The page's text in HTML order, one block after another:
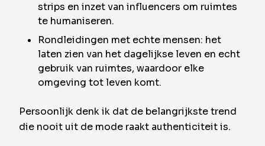
strips en inzet van influencers om ruimtes
te humaniseren.
Rondleidingen met echte mensen: het
laten zien van het dagelijkse leven en echt
gebruik van ruimtes, waardoor elke
omgeving tot leven komt.
Persoonlijk denk ik dat de belangrijkste trend
die nooit uit de mode raakt authenticiteit is.